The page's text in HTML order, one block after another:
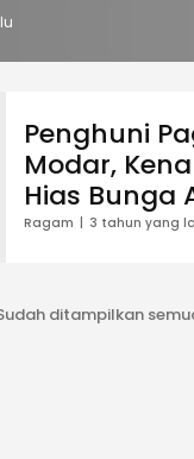
Penghuni
Modar,
Hias Bunga
Ragam 3 tahun yang
ditampilkan